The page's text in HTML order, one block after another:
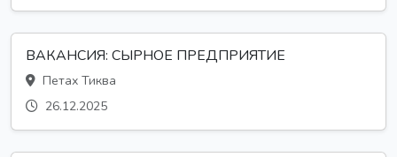
ВАКАНСИЯ: СЫРНОЕ ПРЕДПРИЯТИЕ
Петах Тиква
26.12.2025